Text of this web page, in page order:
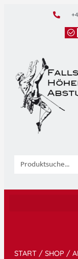
START / SHOP /